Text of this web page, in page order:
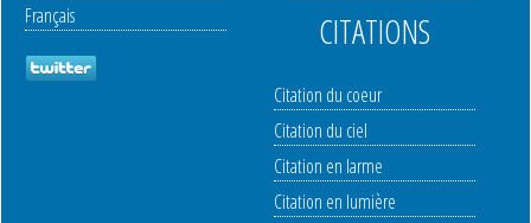
Français
CITATIONS
Citation du coeur
Citation du ciel
Citation en larme
Citation en lumière